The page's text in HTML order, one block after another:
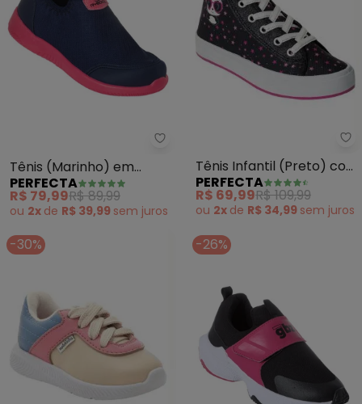
Perfecta - Tênis (Marinho) em
Tênis (Marinho) em
Sisntético
PERFECTA
R$ 79,99R$ 89,99
ou 2x de R$ 39,99 sem juros
Tênis Infantil (Preto) com
Estampa
PERFECTA
R$ 69,99R$ 109,99
ou 2x de R$ 34,99 sem juros
-30% -26%